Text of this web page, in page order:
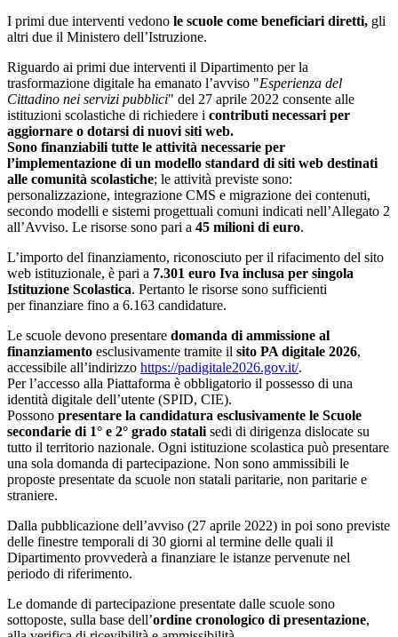
I primi due interventi vedono le scuole come beneficiari diretti, gli
altri due il Ministero dell’Istruzione.
Riguardo ai primi due interventi il Dipartimento per la
trasformazione digitale ha emanato l’avviso "Esperienza del
Cittadino nei servizi pubblici" del 27 aprile 2022 consente alle
istituzioni scolastiche di richiedere i contributi necessari per
aggiornare o dotarsi di nuovi siti web.
Sono finanziabili tutte le attività necessarie per
l’implementazione di un modello standard di siti web destinati
alle comunità scolastiche; le attività previste sono:
personalizzazione, integrazione CMS e migrazione dei contenuti,
secondo modelli e sistemi progettuali comuni indicati nell’Allegato 2
all’Avviso. Le risorse sono pari a 45 milioni di euro.
L’importo del finanziamento, riconosciuto per il rifacimento del sito
web istituzionale, è pari a 7.301 euro Iva inclusa per singola
Istituzione Scolastica. Pertanto le risorse sono sufficienti
per finanziare fino a 6.163 candidature.
Le scuole devono presentare domanda di ammissione al
finanziamento esclusivamente tramite il sito PA digitale 2026,
accessibile all’indirizzo https://padigitale2026.gov.it/.
Per l’accesso alla Piattaforma è obbligatorio il possesso di una
identità digitale dell’utente (SPID, CIE).
Possono presentare la candidatura esclusivamente le Scuole
secondarie di 1° e 2° grado statali sedi di dirigenza dislocate su
tutto il territorio nazionale. Ogni istituzione scolastica può presentare
una sola domanda di partecipazione. Non sono ammissibili le
proposte presentate da scuole non statali paritarie, non paritarie e
straniere.
Dalla pubblicazione dell’avviso (27 aprile 2022) in poi sono previste
delle finestre temporali di 30 giorni al termine delle quali il
Dipartimento provvederà a finanziare le istanze pervenute nel
periodo di riferimento.
Le domande di partecipazione presentate dalle scuole sono
sottoposte, sulla base dell’ordine cronologico di presentazione,